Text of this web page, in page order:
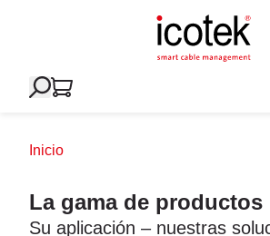
Inicio
La gama de productos
Su aplicación – nuestras